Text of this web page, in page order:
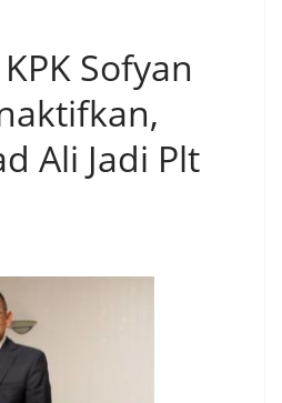
Sofyan
Ali Jadi Plt